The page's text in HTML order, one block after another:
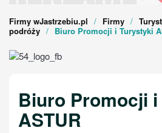
Firmy wJastrzebiu.pl Firmy
podróży
Biuro Promocji i Turystyki
Biuro Promocji
ASTUR